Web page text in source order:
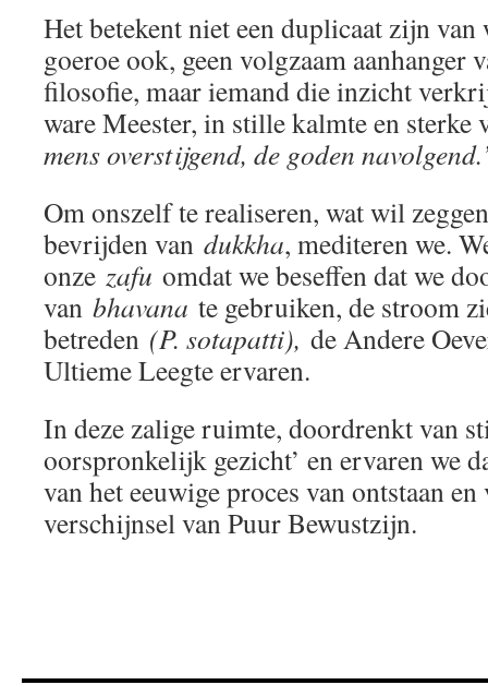
Het betekent niet een duplicaat zijn
goeroe ook, geen volgzaam aanhanger
filosofie, maar iemand die inzicht
ware Meester, in stille kalmte en sterke
mens overstijgend, de goden
Om onszelf te realiseren, wat wil
bevrijden van dukkha, mediteren we.
onze zafu omdat we beseffen dat we
van bhavana te gebruiken, de stroom
betreden (P. sotapatti), de Andere
Ultieme Leegte ervaren.
In deze zalige ruimte, doordrenkt van
oorspronkelijk gezicht’ en ervaren we
van het eeuwige proces van ontstaan
verschijnsel van Puur Bewustzijn.